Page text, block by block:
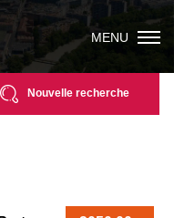
MENU
Nouvelle recherche